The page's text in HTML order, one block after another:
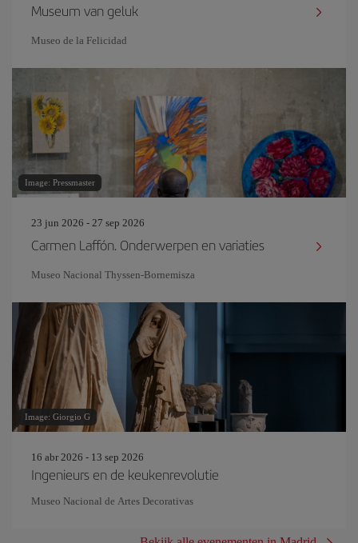
Museum van geluk
Museo de la Felicidad
Image: Pressmaster
23 jun 2026 - 27 sep 2026
Carmen Laffón. Onderwerpen en variaties
Museo Nacional Thyssen-Bornemisza
Image: Giorgio G
16 abr 2026 - 13 sep 2026
Ingenieurs en de keukenrevolutie
Museo Nacional de Artes Decorativas